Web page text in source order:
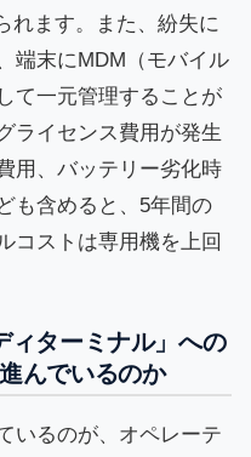
れます。また、紛失に
端末にMDM（モバイル
て一元管理することが
ライセンス費用が発生
用、バッテリー劣化時
も含めると、5年間の
コストは専用機を上回
ターミナル」への
んでいるのか
いるのが、オペレーテ